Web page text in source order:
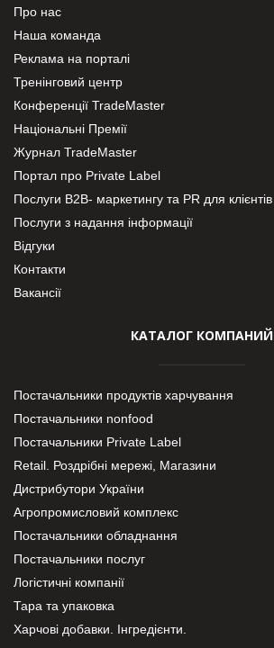
Про нас
Наша команда
Реклама на порталі
Тренінговий центр
Конференції TradeMaster
Національні Премії
Журнал TradeMaster
Портал про Private Label
Послуги В2В- маркетингу та PR для клієнтів
Послуги з надання інформації
Відгуки
Контакти
Вакансії
КАТАЛОГ КОМПАНИЙ
Постачальники продуктів харчування
Постачальники nonfood
Постачальники Private Label
Retail. Роздрібні мережі, Магазини
Дистрибутори України
Агропромисловий комплекс
Постачальники обладнання
Постачальники послуг
Логістичні компанії
Тара та упаковка
Харчові добавки. Інгредієнти.